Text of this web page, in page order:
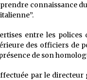
connaissance
entre les
des officiers de
de son
par le